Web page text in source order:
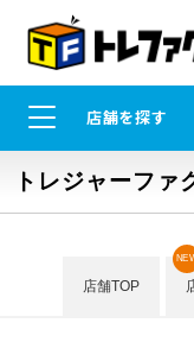
店舗を探す
トレジャーファ
店舗TOP